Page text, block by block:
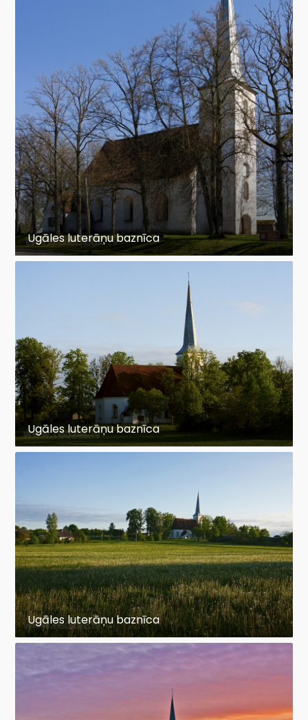
Ugāles luterāņu baznīca
Ugāles luterāņu baznīca
Ugāles luterāņu baznīca